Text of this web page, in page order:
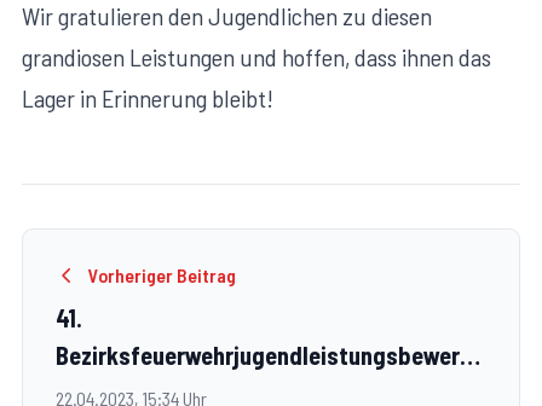
Wir gratulieren den Jugendlichen zu diesen
grandiosen Leistungen und hoffen, dass ihnen das
Lager in Erinnerung bleibt!
Vorheriger Beitrag
41.
Bezirksfeuerwehrjugendleistungsbewerb
in Mautern
22.04.2023, 15:34 Uhr